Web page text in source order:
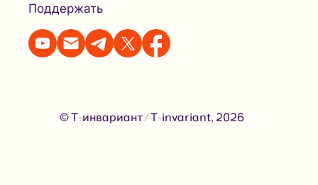
Поддержать
© Т-инвариант / T-invariant, 2026